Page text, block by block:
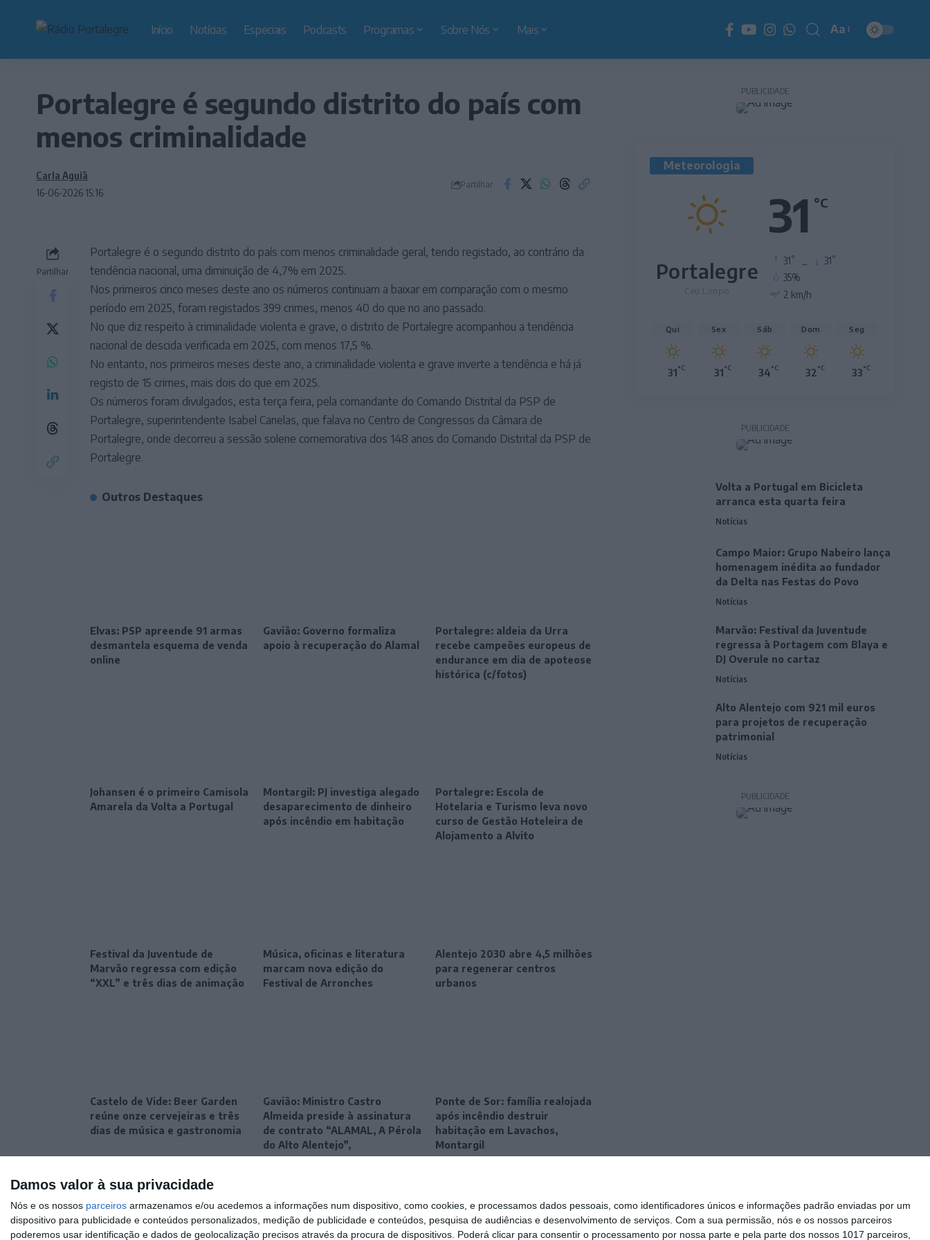
Damos valor à sua privacidade
Nós e os nossos parceiros armazenamos e/ou acedemos a informações num dispositivo, como cookies, e processamos dados pessoais, como identificadores únicos e informações padrão enviadas por um
dispositivo para publicidade e conteúdos personalizados, medição de publicidade e conteúdos, pesquisa de audiências e desenvolvimento de serviços. Com a sua permissão, nós e os nossos parceiros
poderemos usar identificação e dados de geolocalização precisos através da procura de dispositivos. Poderá clicar para consentir o processamento por nossa parte e pela parte dos nossos 1017 parceiros,
Início Notícias Especiais Podcasts Programas Sobre Nós Mais
Redimensionador
de
Aa
Portalegre é segundo distrito do país com
menos criminalidade
16-06-2026 15:16
Carla Aguiã
Partilhar
Partilhar
Portalegre é o segundo distrito do país com menos criminalidade geral, tendo registado, ao contrário da
tendência nacional, uma diminuição de 4,7% em 2025.
Nos primeiros cinco meses deste ano os números continuam a baixar em comparação com o mesmo
período em 2025, foram registados 399 crimes, menos 40 do que no ano passado.
No que diz respeito à criminalidade violenta e grave, o distrito de Portalegre acompanhou a tendência
nacional de descida verificada em 2025, com menos 17,5 %.
No entanto, nos primeiros meses deste ano, a criminalidade violenta e grave inverte a tendência e há já
registo de 15 crimes, mais dois do que em 2025.
Os números foram divulgados, esta terça feira, pela comandante do Comando Distrital da PSP de
Portalegre, superintendente Isabel Canelas, que falava no Centro de Congressos da Câmara de
Portalegre, onde decorreu a sessão solene comemorativa dos 148 anos do Comando Distrital da PSP de
Portalegre.
Outros Destaques
Elvas: PSP apreende 91 armas
desmantela esquema de venda
online
Gavião: Governo formaliza
apoio à recuperação do Alamal
Portalegre: aldeia da Urra
recebe campeões europeus de
endurance em dia de apoteose
histórica (c/fotos)
Johansen é o primeiro Camisola
Amarela da Volta a Portugal
Montargil: PJ investiga alegado
desaparecimento de dinheiro
após incêndio em habitação
Portalegre: Escola de
Hotelaria e Turismo leva novo
curso de Gestão Hoteleira de
Alojamento a Alvito
Festival da Juventude de
Marvão regressa com edição
“XXL” e três dias de animação
Música, oficinas e literatura
marcam nova edição do
Festival de Arronches
Alentejo 2030 abre 4,5 milhões
para regenerar centros
urbanos
Castelo de Vide: Beer Garden
reúne onze cervejeiras e três
dias de música e gastronomia
Gavião: Ministro Castro
Almeida preside à assinatura
de contrato “ALAMAL, A Pérola
do Alto Alentejo”,
Ponte de Sor: família realojada
após incêndio destruir
habitação em Lavachos,
Montargil
PUBLICIDADE
Meteorologia
31 °C
Portalegre 31° 31°
35%
2 km/h
Qui
31°C
Sex
31°C
Sáb
34°C
Dom
32°C
Seg
33°C
PUBLICIDADE
Volta a Portugal em Bicicleta
arranca esta quarta feira
Notícias
Campo Maior: Grupo Nabeiro lança
homenagem inédita ao fundador
da Delta nas Festas do Povo
Notícias
Marvão: Festival da Juventude
regressa à Portagem com Blaya e
DJ Overule no cartaz
Notícias
Alto Alentejo com 921 mil euros
para projetos de recuperação
patrimonial
Notícias
PUBLICIDADE